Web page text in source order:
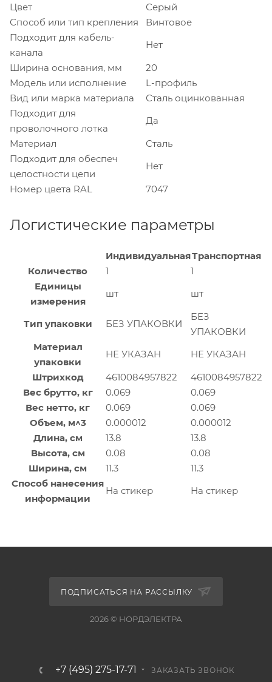
Цвет
Серый
Способ или тип крепления
Винтовое
Подходит для кабель-
канала
Нет
Ширина основания, мм
20
Модель или исполнение
L-профиль
Вид или марка материала
Сталь оцинкованная
Подходит для
проволочного лотка
Да
Материал
Сталь
Подходит для обеспеч
целостности цепи
Нет
Номер цвета RAL
7047
Логистические параметры
ИндивидуальнаяТранспортная
Количество
1
1
Единицы
измерения
шт шт
Тип упаковки БЕЗ УПАКОВКИ
БЕЗ
УПАКОВКИ
Материал
упаковки
НЕ УКАЗАН
НЕ УКАЗАН
Штрихкод
4610084957822
4610084957822
Вес брутто, кг
0.069
0.069
Вес нетто, кг
0.069
0.069
Объем, м^3
0.000012
0.000012
Длина, см
13.8
13.8
Высота, см
0.08
0.08
Ширина, см
11.3
11.3
Способ нанесения
информации
На стикер На стикер
ПОДПИСАТЬСЯ НА РАССЫЛКУ
2026 © НОРДЭЛЕКТРА
+7 (495) 275-17-71 ЗАКАЗАТЬ ЗВОНОК